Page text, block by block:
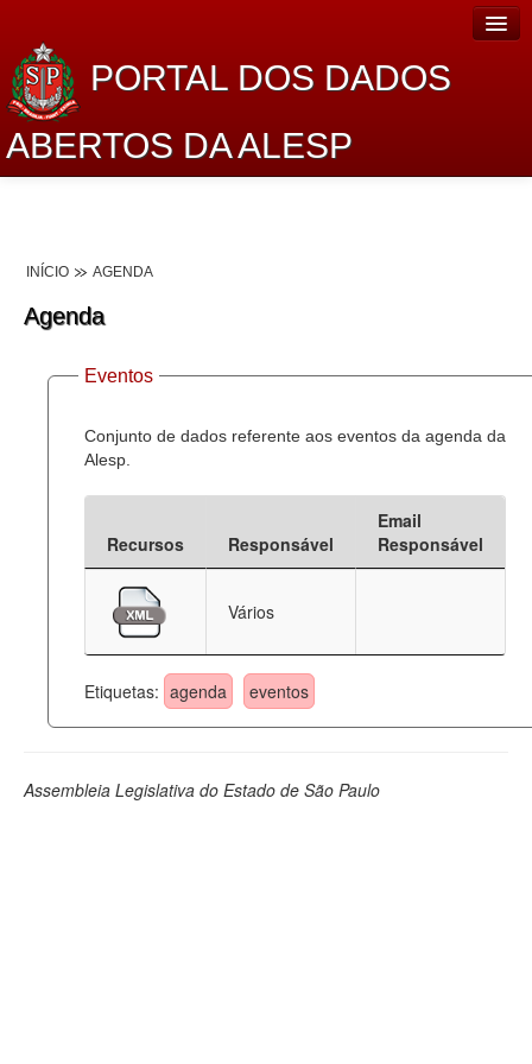
PORTAL DOS DADOS
ABERTOS DA ALESP
Lei de Acesso à Informação
Dados Governamentais Abertos
Planejamento
Catálogo de dados
Deputados Estaduais
Administração
Legislação
INÍCIO AGENDA
Agenda
Eventos
Conjunto de dados referente aos eventos da agenda da
Alesp.
Recursos Responsável
Email
Responsável
Vários
Etiquetas: agenda eventos
Assembleia Legislativa do Estado de São Paulo